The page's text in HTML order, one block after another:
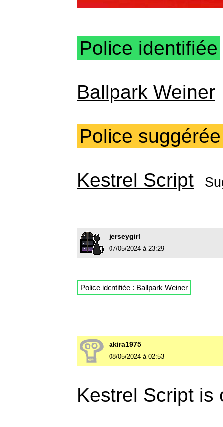
Police identifiée
Ballpark Weiner
Police suggérée
Kestrel Script
jerseygirl
07/05/2024 à 23:29
Police identifiée : Ballpark Weiner
akira1975
08/05/2024 à 02:53
Kestrel Script is